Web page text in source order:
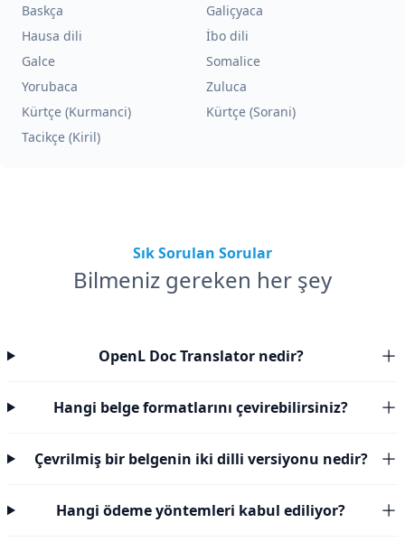
Baskça
Galiçyaca
Hausa dili
İbo dili
Galce
Somalice
Yorubaca
Zuluca
Kürtçe (Kurmanci)
Kürtçe (Sorani)
Tacikçe (Kiril)
Sık Sorulan Sorular
Bilmeniz gereken her şey
OpenL Doc Translator nedir?
Hangi belge formatlarını çevirebilirsiniz?
Çevrilmiş bir belgenin iki dilli versiyonu nedir?
Hangi ödeme yöntemleri kabul ediliyor?